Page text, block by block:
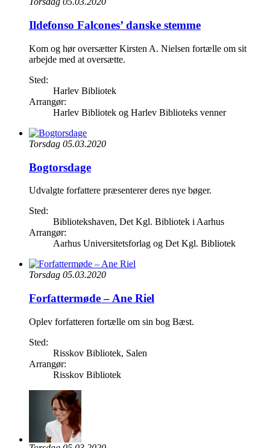
Ildefonso Falcones’ danske stemme
Kom og hør oversætter Kirsten A. Nielsen fortælle om sit
arbejde med at oversætte.
Sted:
Harlev Bibliotek
Arrangør:
Harlev Bibliotek og Harlev Biblioteks venner
Torsdag 05.03.2020
Bogtorsdage
Udvalgte forfattere præsenterer deres nye bøger.
Sted:
Bibliotekshaven, Det Kgl. Bibliotek i Aarhus
Arrangør:
Aarhus Universitetsforlag og Det Kgl. Bibliotek
Torsdag 05.03.2020
Forfattermøde – Ane Riel
Oplev forfatteren fortælle om sin bog Bæst.
Sted:
Risskov Bibliotek, Salen
Arrangør:
Risskov Bibliotek